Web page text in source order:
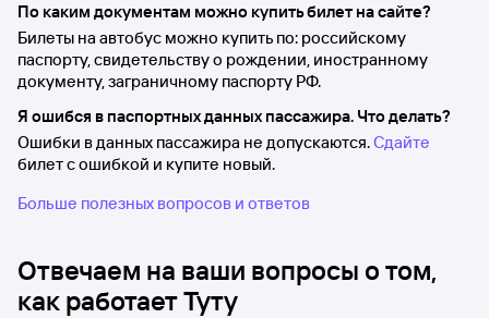
По каким документам можно купить билет на сайте?
Билеты на автобус можно купить по: российскому
паспорту, свидетельству о рождении, иностранному
документу, заграничному паспорту РФ.
Я ошибся в паспортных данных пассажира. Что делать?
Ошибки в данных пассажира не допускаются.Сдайте
билет с ошибкой и купите новый.
Больше полезных вопросов и ответов
Отвечаем на ваши вопросы о том,
как работает Туту